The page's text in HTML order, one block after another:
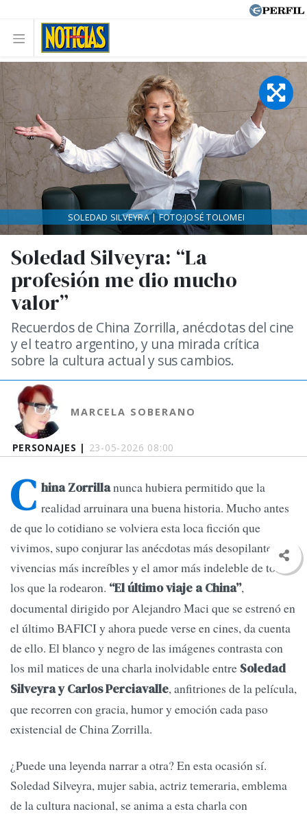
PERSONAJES | 23-05-2026 08:00
Soledad Silveyra: “La
profesión me dio mucho
valor”
Recuerdos de China Zorrilla, anécdotas del cine
y el teatro argentino, y una mirada crítica
sobre la cultura actual y sus cambios.
MARCELA SOBERANO
SOLEDAD SILVEYRA | FOTO:JOSÉ TOLOMEI
C hina Zorrillanunca hubiera permitido que la
realidad arruinara una buena historia. Mucho antes
de que lo cotidiano se volviera esta loca ficción que
vivimos, supo conjurar las anécdotas más desopilantes, las
vivencias más increíbles y el amor más indeleble de todos
los que la rodearon. “El último viaje a China”,
documental dirigido por Alejandro Maci que se estrenó en
el último BAFICI y ahora puede verse en cines, da cuenta
de ello. El blanco y negro de las imágenes contrasta con
los mil matices de una charla inolvidable entre Soledad
Silveyra y Carlos Perciavalle, anfitriones de la película,
que recorren con gracia, humor y emoción cada paso
existencial de China Zorrilla.
¿Puede una leyenda narrar a otra? En esta ocasión sí.
Soledad Silveyra, mujer sabia, actriz temeraria, emblema
de la cultura nacional, se anima a esta charla con